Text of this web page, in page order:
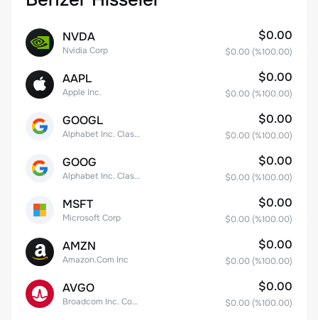
NVDA
Nvidia Corp
$0.00
$0.00 (%100.00)
AAPL
Apple Inc.
$0.00
$0.00 (%100.00)
GOOGL
Alphabet Inc. Class A Common Stock
$0.00
$0.00 (%100.00)
GOOG
Alphabet Inc. Class C Capital Stock
$0.00
$0.00 (%100.00)
MSFT
Microsoft Corp
$0.00
$0.00 (%100.00)
AMZN
Amazon.Com Inc
$0.00
$0.00 (%100.00)
AVGO
Broadcom Inc. Common Stock
$0.00
$0.00 (%100.00)